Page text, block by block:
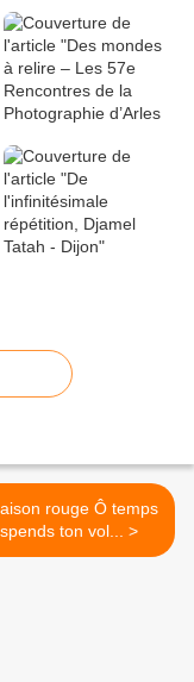
rouge Ô temps
! suspends ton vol... >